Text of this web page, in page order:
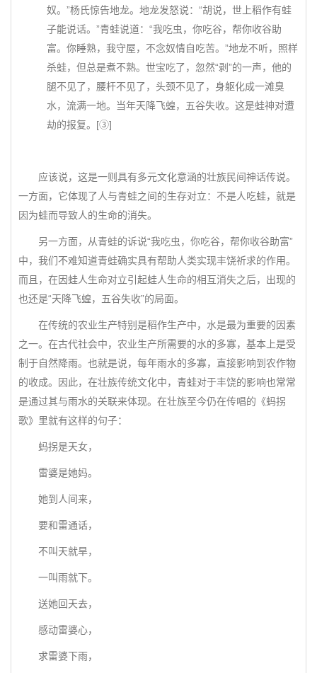
奴。”杨氏惊告地龙。地龙发怒说：“胡说，世上稻作有蛙
子能说话。”青蛙说道：“我吃虫，你吃谷，帮你收谷助
富。你睡熟，我守屋，不念奴情自吃苦。”地龙不听，照样
杀蛙，但总是煮不熟。世宝吃了，忽然“剥”的一声，他的
腿不见了，腰杆不见了，头颈不见了，身躯化成一滩臭
水，流满一地。当年天降飞蝗，五谷失收。这是蛙神对遭
劫的报复。[③]
应该说，这是一则具有多元文化意涵的壮族民间神话传说。
一方面，它体现了人与青蛙之间的生存对立：不是人吃蛙，就是
因为蛙而导致人的生命的消失。
另一方面，从青蛙的诉说“我吃虫，你吃谷，帮你收谷助富”
中，我们不难知道青蛙确实具有帮助人类实现丰饶祈求的作用。
而且，在因蛙人生命对立引起蛙人生命的相互消失之后，出现的
也还是“天降飞蝗，五谷失收”的局面。
在传统的农业生产特别是稻作生产中，水是最为重要的因素
之一。在古代社会中，农业生产所需要的水的多寡，基本上是受
制于自然降雨。也就是说，每年雨水的多寡，直接影响到农作物
的收成。因此，在壮族传统文化中，青蛙对于丰饶的影响也常常
是通过其与雨水的关联来体现。在壮族至今仍在传唱的《蚂拐
歌》里就有这样的句子：
蚂拐是天女，
雷婆是她妈。
她到人间来，
要和雷通话，
不叫天就旱，
一叫雨就下。
送她回天去，
感动雷婆心，
求雷婆下雨，